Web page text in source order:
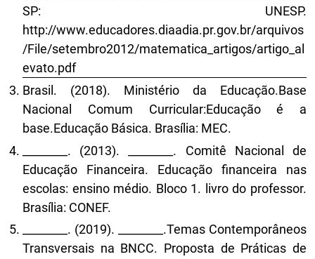
SP: UNESP.
http://www.educadores.diaadia.pr.gov.br/arquivos
/File/setembro2012/matematica_artigos/artigo_al
evato.pdf
Brasil. (2018). Ministério da Educação.Base
Nacional Comum Curricular:Educação é a
base.Educação Básica. Brasília: MEC.
________. (2013). ________. Comitê Nacional de
Educação Financeira. Educação financeira nas
escolas: ensino médio. Bloco 1. livro do professor.
Brasília: CONEF.
________. (2019). ________.Temas Contemporâneos
Transversais na BNCC. Proposta de Práticas de